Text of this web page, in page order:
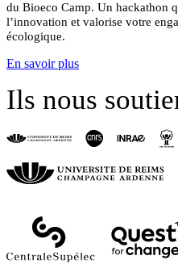
du Bioeco Camp. Un hackathon
l’innovation et valorise votre
écologique.
En savoir plus
Ils nous